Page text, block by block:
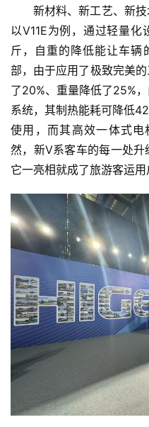
新材料、新工艺、新技
以V11E为例，通过轻量
斤，自重的降低能让车辆
部，由于应用了极致完美
了20%、重量降低了25%
系统，其制热能耗可降低
使用，而其高效一体式
然，新V系客车的每一处
它一亮相就成了旅游客运用